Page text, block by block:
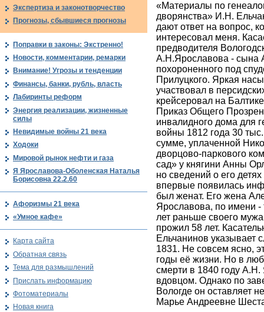
«Материалы по
дворянства» И.Н.
дают ответ на вопрос,
интересовал меня.
предводителя
А.Н.Ярославова - сына
похороненного под
Прилуцкого. Яркая
участвовал в
крейсеровал на
Приказ Общего
инвалидного дома для
войны 1812 года 30
сумме, уплаченной
дворцово-паркового
сад» у княгини Анны
но сведений о его
впервые появилась
был женат. Его жена
Ярославова, по имени -
лет раньше своего
прожил 58 лет.
Ельчанинов указывает
1831. Не совсем ясно,
годы её жизни. Но в
смерти в 1840 году
вдовцом. Однако по
Вологде он оставляет
Марье Андреевне
Экспертиза и законотворчество
Прогнозы, сбывшиеся прогнозы
Поправки в законы: Экстренно!
Новости, комментарии, ремарки
Внимание! Угрозы и тенденции
Финансы, банки, рубль, власть
Лабиринты реформ
Энергия реализации, жизненные
силы
Невидимые войны 21 века
Ходоки
Мировой рынок нефти и газа
Я Ярославова-Оболенская Наталья
Борисовна 22.2.60
Афоризмы 21 века
«Умное кафе»
Карта сайта
Обратная связь
Тема для размышлений
Прислать информацию
Фотоматериалы
Новая книга